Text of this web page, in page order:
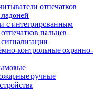
отпечатков
с интегрированным
пальцев
контрольные охранно-
ручные